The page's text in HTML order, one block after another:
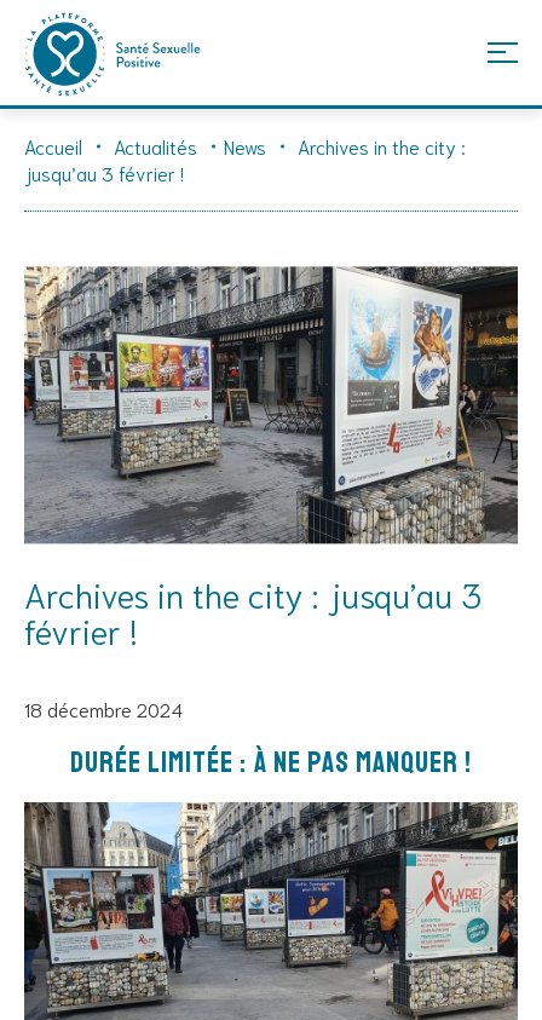
content
Accueil Actualités News
Archives in the city :
jusqu’au 3 février !
Archives in the city : jusqu’au 3
février !
18 décembre 2024
Durée limitée : à ne pas manquer !